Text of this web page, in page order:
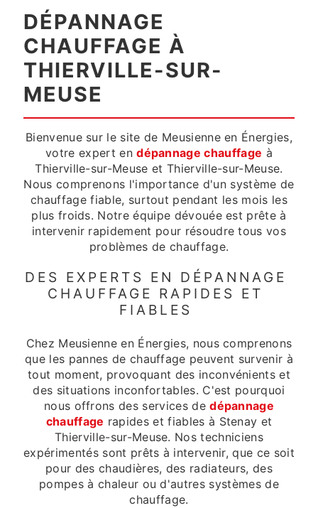
DÉPANNAGE
CHAUFFAGE À
THIERVILLE-SUR-
MEUSE
Bienvenue sur le site de Meusienne en Énergies,
votre expert endépannage chauffage à
Thierville-sur-Meuse et Thierville-sur-Meuse.
Nous comprenons l'importance d'un système de
chauffage fiable, surtout pendant les mois les
plus froids. Notre équipe dévouée est prête à
intervenir rapidement pour résoudre tous vos
problèmes de chauffage.
DES EXPERTS EN DÉPANNAGE
CHAUFFAGE RAPIDES ET
FIABLES
Chez Meusienne en Énergies, nous comprenons
que les pannes de chauffage peuvent survenir à
tout moment, provoquant des inconvénients et
des situations inconfortables. C'est pourquoi
nous offrons des services dedépannage
chauffage rapides et fiables à Stenay et
Thierville-sur-Meuse. Nos techniciens
expérimentés sont prêts à intervenir, que ce soit
pour des chaudières, des radiateurs, des
pompes à chaleur ou d'autres systèmes de
chauffage.